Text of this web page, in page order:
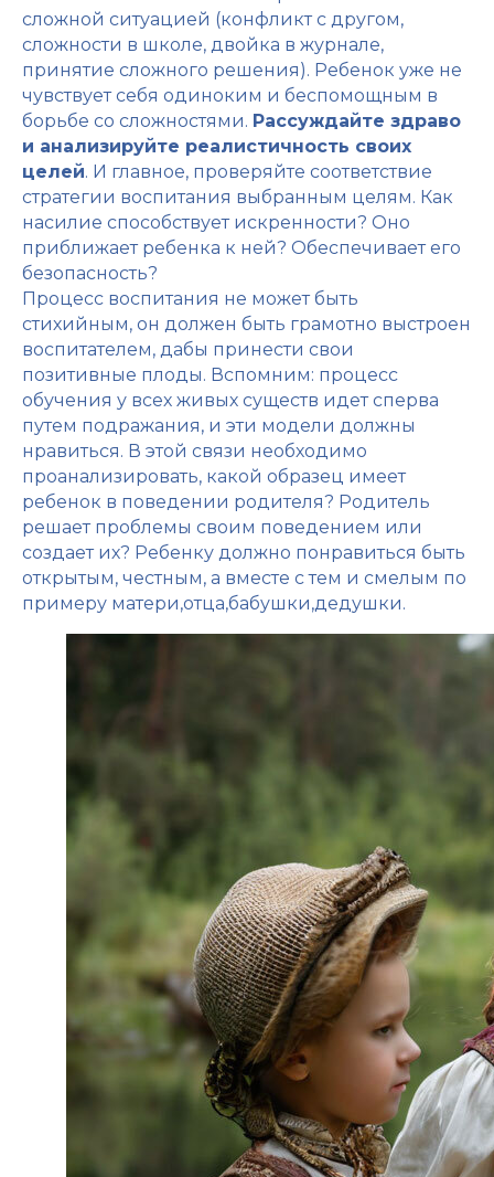
сложной ситуацией (конфликт с другом,
сложности в школе, двойка в журнале,
принятие сложного решения). Ребенок уже не
чувствует себя одиноким и беспомощным в
борьбе со сложностями. Рассуждайте здраво
и анализируйте реалистичность своих
целей. И главное, проверяйте соответствие
стратегии воспитания выбранным целям. Как
насилие способствует искренности? Оно
приближает ребенка к ней? Обеспечивает его
безопасность?
Процесс воспитания не может быть
стихийным, он должен быть грамотно выстроен
воспитателем, дабы принести свои
позитивные плоды. Вспомним: процесс
обучения у всех живых существ идет сперва
путем подражания, и эти модели должны
нравиться. В этой связи необходимо
проанализировать, какой образец имеет
ребенок в поведении родителя? Родитель
решает проблемы своим поведением или
создает их? Ребенку должно понравиться быть
открытым, честным, а вместе с тем и смелым по
примеру матери,отца,бабушки,дедушки.